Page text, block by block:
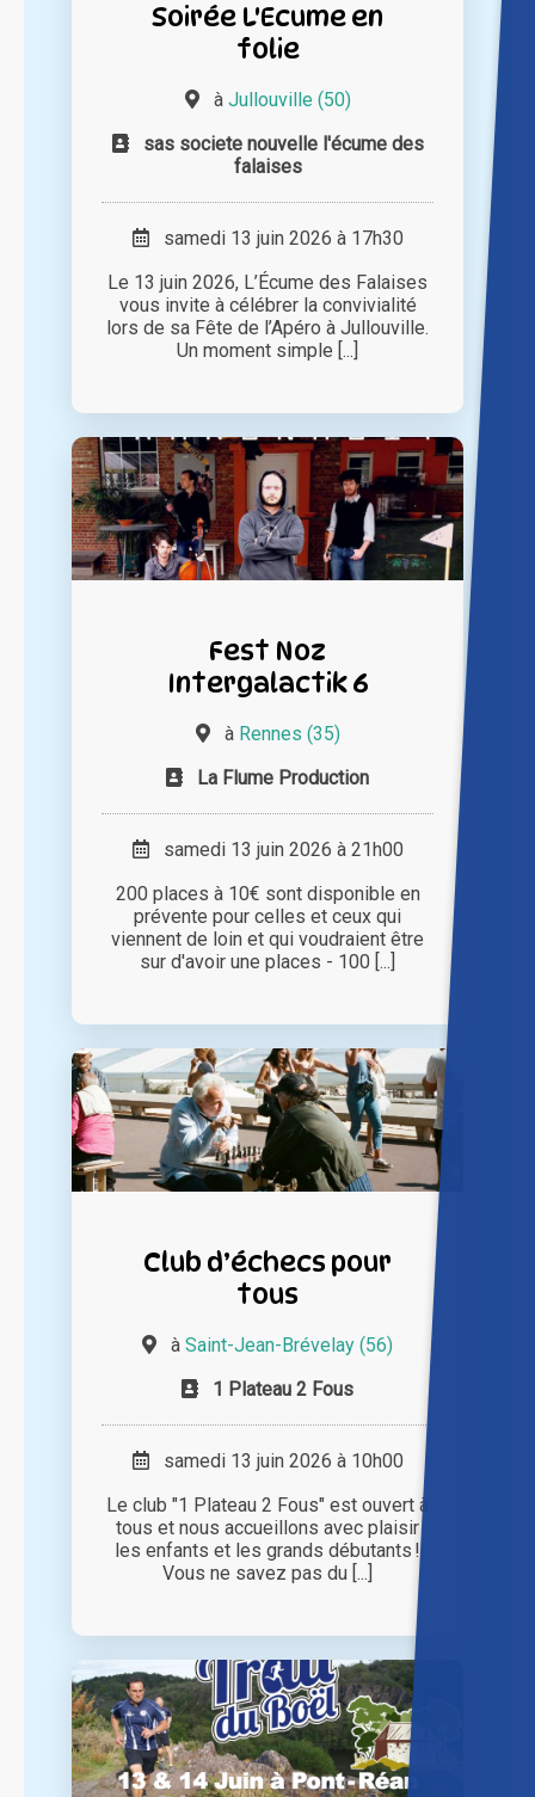
Soirée L'Ecume en
folie
à Jullouville (50)
sas societe nouvelle l'écume des
falaises
samedi 13 juin 2026 à 17h30
Le 13 juin 2026, L’Écume des Falaises
vous invite à célébrer la convivialité
lors de sa Fête de l’Apéro à Jullouville.
Un moment simple [...]
Fest Noz
Intergalactik 6
à Rennes (35)
La Flume Production
samedi 13 juin 2026 à 21h00
200 places à 10€ sont disponible en
prévente pour celles et ceux qui
viennent de loin et qui voudraient être
sur d'avoir une places - 100 [...]
Club d’échecs pour
tous
à Saint-Jean-Brévelay (56)
1 Plateau 2 Fous
samedi 13 juin 2026 à 10h00
Le club "1 Plateau 2 Fous" est ouvert à
tous et nous accueillons avec plaisir
les enfants et les grands débutants !
Vous ne savez pas du [...]